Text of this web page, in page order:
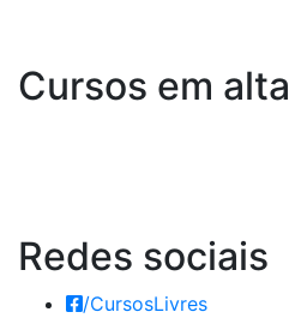
Cursos em alta
Redes sociais
/CursosLivres